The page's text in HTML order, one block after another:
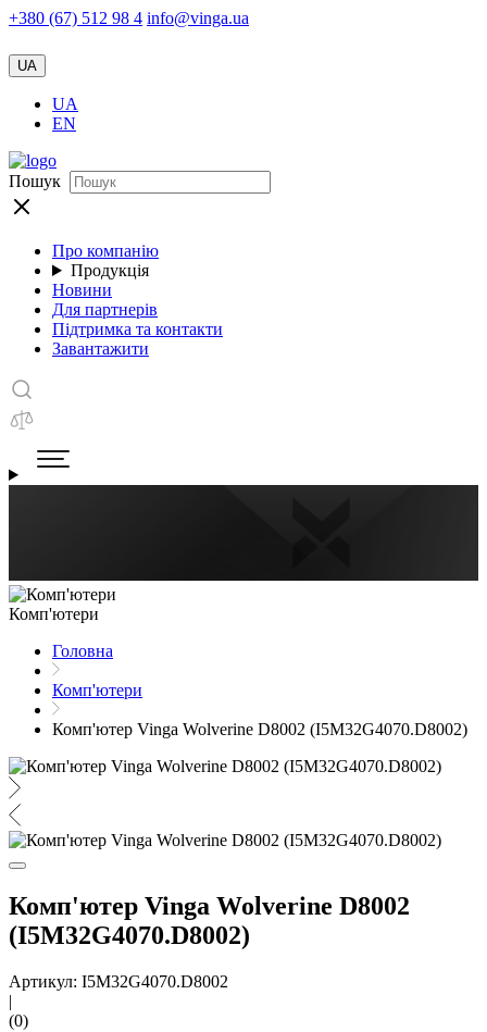
+380 (67) 512 98 4 info@vinga.ua
UA
UA
EN
Пошук
Про компанію
Продукція
Новини
Для партнерів
Підтримка та контакти
Завантажити
Комп'ютери
Головна
Комп'ютери
Комп'ютер Vinga Wolverine D8002 (I5M32G4070.D8002)
Комп'ютер Vinga Wolverine D8002
(I5M32G4070.D8002)
Артикул: I5M32G4070.D8002
|
(0)